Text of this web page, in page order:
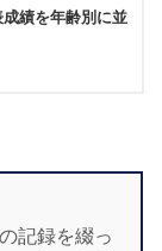
績を年齢別に並
記録を綴っ